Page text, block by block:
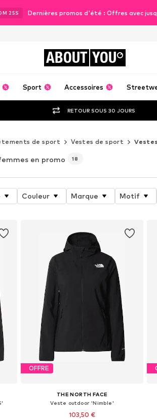
M 23S Dernières promos d'été : Offres avec
ABOUT YOU
Sport Accessoires
RETOUR SOUS 30 JOURS
de sport Vestes de sport
en promo 18
Couleur Marque Motif
OFFRE
THE NORTH FACE
Veste outdoor 'Nimble'
103,50 €